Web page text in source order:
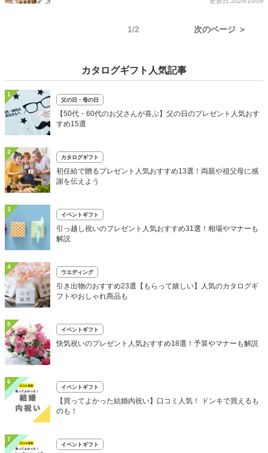
1/2 次のページ ＞
カタログギフト人気記事
1
父の日・母の日
【50代・60代のお父さんが喜ぶ】父の日のプレゼント人気おす
すめ15選
2
カタログギフト
初任給で贈るプレゼント人気おすすめ13選！両親や祖父母に感
謝を伝えよう
3
イベントギフト
引っ越し祝いのプレゼント人気おすすめ31選！相場やマナーも
解説
4
ウエディング
引き出物のおすすめ23選【もらって嬉しい】人気のカタログギ
フトやおしゃれ商品も
5
イベントギフト
快気祝いのプレゼント人気おすすめ18選！予算やマナーも解説
6
イベントギフト
【買ってよかった結婚内祝い】口コミ人気！ ドンキで買えるも
のも！
7
イベントギフト